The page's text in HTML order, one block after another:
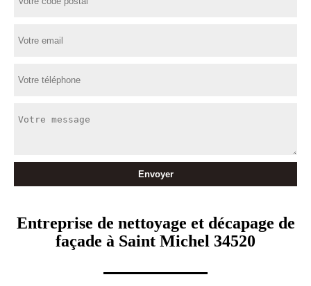
Entreprise de nettoyage et décapage de
façade à Saint Michel 34520